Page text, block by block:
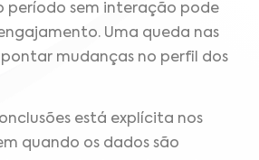
período sem interação pode
Uma queda nas
mudanças no perfil dos
está explícita nos
quando os dados são